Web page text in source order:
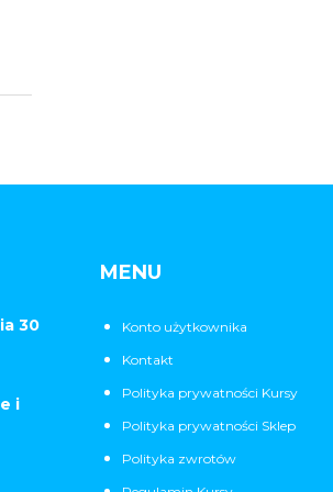
30
i
MENU
Konto użytkownika
Kontakt
Polityka prywatności Kursy
Polityka prywatności Sklep
Polityka zwrotów